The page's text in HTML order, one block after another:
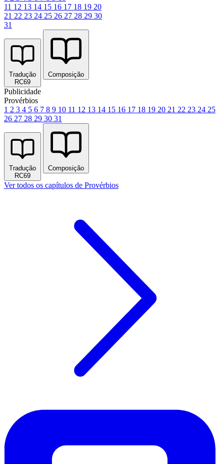
11 12 13 14 15 16 17 18 19 20
21 22 23 24 25 26 27 28 29 30
31
Tradução
RC69
Composição
Publicidade
Provérbios
1 2 3 4 5 6 7 8 9 10 11 12 13 14 15 16 17 18 19 20 21 22 23 24 25
26 27 28 29 30 31
Tradução
RC69
Composição
Ver todos os capítulos de Provérbios